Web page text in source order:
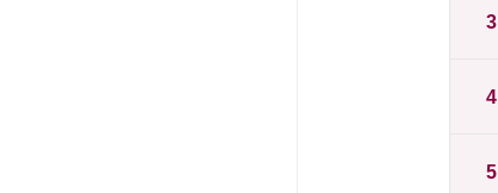
3
4
5